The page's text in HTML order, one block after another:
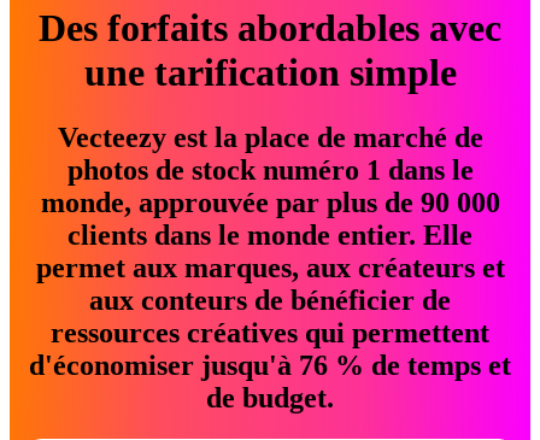
Des forfaits abordables avec
une tarification simple
Vecteezy est la place de marché de
photos de stock numéro 1 dans le
monde, approuvée par plus de 90 000
clients dans le monde entier. Elle
permet aux marques, aux créateurs et
aux conteurs de bénéficier de
ressources créatives qui permettent
d'économiser jusqu'à 76 % de temps et
de budget.